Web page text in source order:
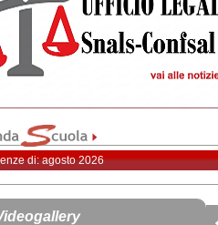
di: agosto 2026